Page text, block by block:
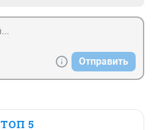
Отправить
ТОП 5